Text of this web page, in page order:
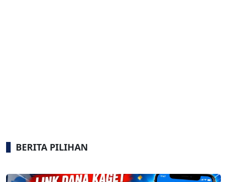
BERITA PILIHAN